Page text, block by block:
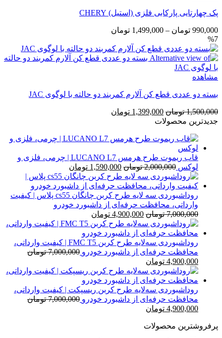
پک چهارتایی پارکابی فلزی (استیل) CHERY
990,000 تومان –
1,499,000 تومان
990,000 تومان
تا
%7
مشاهده
بسته دو عددی قطع کن آلارم کمربند دو حالته با لوگوی JAC
1,500,000 تومان قیمت
اصلی
بود.
1,399,000 تومان
است.
جدیدترین محصولات
قاب ریموت طرح هرمس LUCANO L7 | چرمی، فلزی و
لوکس 2,000,000 تومان قیمت
اصلی
2,000,000 تومان
بود.
1,590,000 تومان
فعلی
1,590,000 تومان
است.روداشبوردی سه‌ لایه طرح کربن چانگان cs55 پلاس | کیفیت
وارداتی، محافظت حرفه‌ای از داشبورد خودرو
7,000,000 تومان قیمت
اصلی
7,000,000 تومان
بود.
4,900,000 تومان
فعلی
است.
روداشبوردی سه‌لایه طرح کربن FMC T5 | کیفیت وارداتی،
محافظت حرفه‌ای از داشبورد خودرو 7,000,000 تومان
قیمت
اصلی
7,000,000 تومان
بود.
4,900,000 تومان
فعلی
4,900,000 تومان
است.
روداشبوردی سه‌لایه طرح کربن ریسپکت | کیفیت وارداتی،
محافظت حرفه‌ای از داشبورد خودرو 7,000,000 تومان
قیمت
7,000,000 تومان
4,900,000 تومان
پرفروشترین محصولات